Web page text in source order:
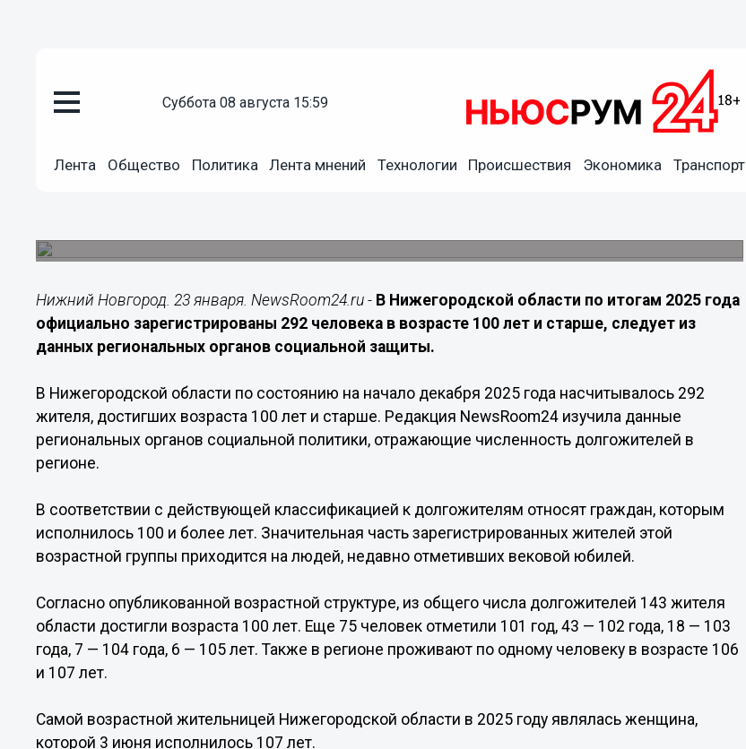
суббота 08 августа 15:59
Лента Общество Политика Лента мнений Технологии Происшествия Экономика Транспорт
В Нижегородской области насчитали около 300 жителей
Нижний Новгород. 23 января. NewsRoom24.ru - В Нижегородской области по итогам 2025 года
официально зарегистрированы 292 человека в возрасте 100 лет и старше, следует из
данных региональных органов социальной защиты.
В Нижегородской области по состоянию на начало декабря 2025 года насчитывалось 292
жителя, достигших возраста 100 лет и старше. Редакция NewsRoom24 изучила данные
региональных органов социальной политики, отражающие численность долгожителей в
регионе.
В соответствии с действующей классификацией к долгожителям относят граждан, которым
исполнилось 100 и более лет. Значительная часть зарегистрированных жителей этой
возрастной группы приходится на людей, недавно отметивших вековой юбилей.
Согласно опубликованной возрастной структуре, из общего числа долгожителей 143 жителя
области достигли возраста 100 лет. Еще 75 человек отметили 101 год, 43 — 102 года, 18 — 103
года, 7 — 104 года, 6 — 105 лет. Также в регионе проживают по одному человеку в возрасте 106
и 107 лет.
Самой возрастной жительницей Нижегородской области в 2025 году являлась женщина,
которой 3 июня исполнилось 107 лет.